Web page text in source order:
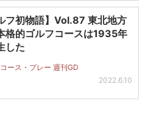
フ初物語】Vol.87 東北地方
格的ゴルフコースは1935年
した
ース・プレー 週刊GD
2022.6.10